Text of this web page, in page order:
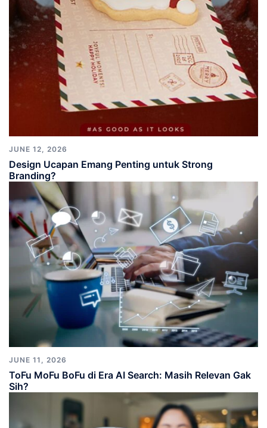
JUNE 12, 2026
Design Ucapan Emang Penting untuk Strong
Branding?
JUNE 11, 2026
ToFu MoFu BoFu di Era AI Search: Masih Relevan Gak
Sih?